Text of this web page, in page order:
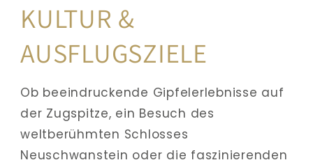
KULTUR &
AUSFLUGSZIELE
Ob beeindruckende Gipfelerlebnisse auf
der Zugspitze, ein Besuch des
weltberühmten Schlosses
Neuschwanstein oder die faszinierenden